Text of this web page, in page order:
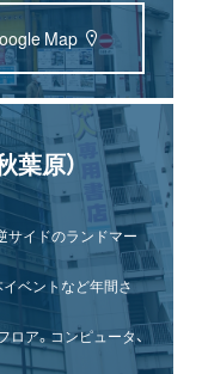
Map
葉原）
サイドのランドマー
ベントなど年間さ
ア。コンピュータ、